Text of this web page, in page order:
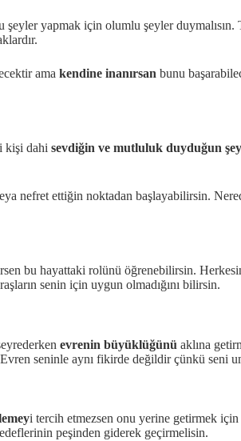
yapmak için olumlu şeyler
ama kendine inanırsan bunu
kişi dahi sevdiğin ve mutluluk duyduğun
nefret ettiğin noktadan başlayabilirsin.
bu hayattaki rolünü öğrenebilirsin.
senin için uygun olmadığını bilirsin.
evrenin büyüklüğünü aklına
seninle aynı fikirde değildir çünkü seni
i tercih etmezsen onu yerine getirmek için
peşinden giderek geçirmelisin.